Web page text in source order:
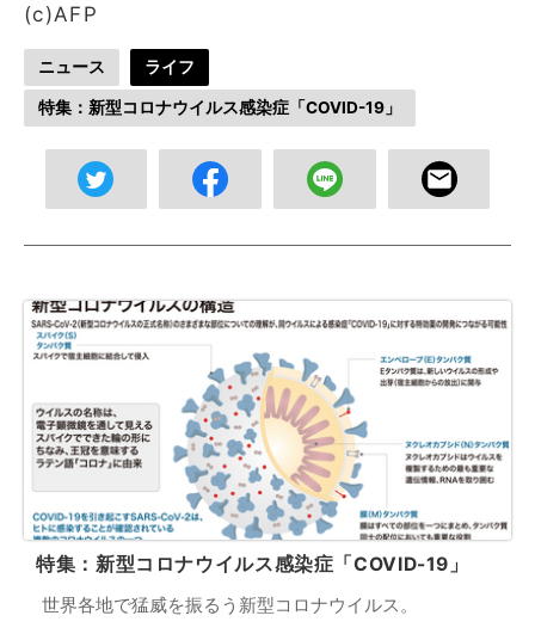
(c)AFP
ニュース ライフ
特集：新型コロナウイルス感染症「COVID-19」
特集：新型コロナウイルス感染症「COVID-19」
世界各地で猛威を振るう新型コロナウイルス。